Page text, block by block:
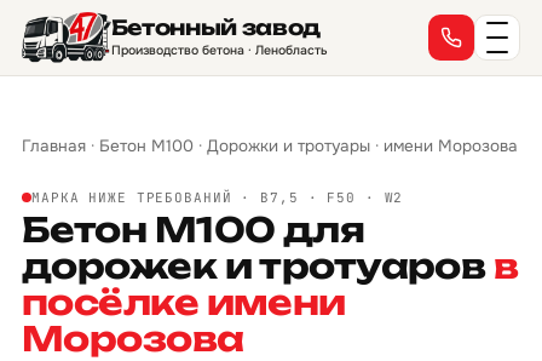
Бетонный завод
Производство бетона · Ленобласть
Главная · Бетон М100 · Дорожки и тротуары · имени Морозова
МАРКА НИЖЕ ТРЕБОВАНИЙ · B7,5 · F50 · W2
Бетон М100 для
дорожек и тротуаров в
посёлке имени
Морозова